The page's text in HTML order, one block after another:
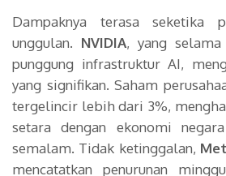
Dampaknya terasa seketika
unggulan. NVIDIA, yang
punggung infrastruktur AI,
yang signifikan. Saham
tergelincir lebih dari 3%,
setara dengan ekonomi
semalam. Tidak ketinggalan,
mencatatkan penurunan